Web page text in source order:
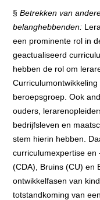
§Betrekken van
belanghebbenden:
een prominente rol in
geactualiseerd
hebben de rol om
beroepsgroep. Ook
ouders,
bedrijfsleven en
stem hierin hebben.
curriculumexpertise en
(CDA), Bruins (CU) en
ontwikkelfasen van
totstandkoming van